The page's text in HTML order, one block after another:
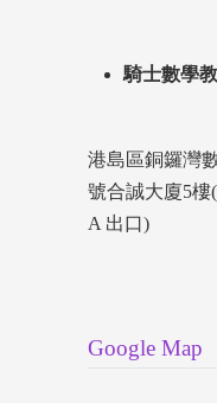
騎士數學
港島區銅鑼灣
號合誠大廈5
A 出口)
Google Map